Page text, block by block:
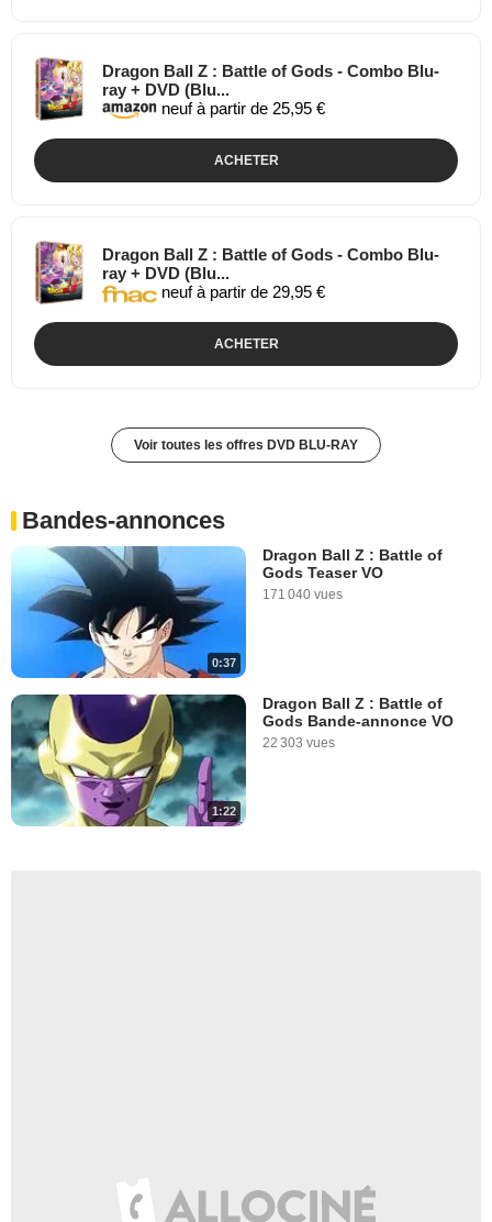
Dragon Ball Z : Battle of Gods - Combo Blu-
ray + DVD (Blu...
neuf à partir de 25,95 €
ACHETER
Dragon Ball Z : Battle of Gods - Combo Blu-
ray + DVD (Blu...
neuf à partir de 29,95 €
ACHETER
Voir toutes les offres DVD BLU-RAY
Bandes-annonces
0:37
Dragon Ball Z : Battle of
Gods Teaser VO
171 040 vues
1:22
Dragon Ball Z : Battle of
Gods Bande-annonce VO
22 303 vues